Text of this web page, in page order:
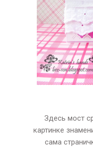
Здесь мост
картинке
сама